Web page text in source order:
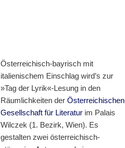
Österreichisch-bayrisch mit
italienischem Einschlag wird’s zur
»Tag der Lyrik«-Lesung in den
Räumlichkeiten derÖsterreichischen
Gesellschaft für Literatur im Palais
Wilczek (1. Bezirk, Wien). Es
gestalten zwei österreichisch-